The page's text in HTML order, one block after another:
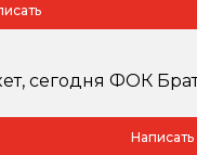
сегодня ФОК
Написать